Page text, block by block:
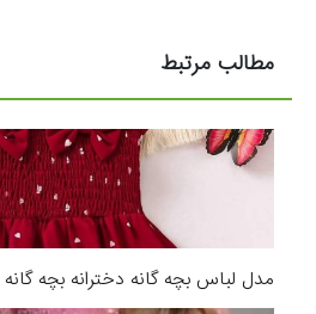
مطالب مرتبط
مدل لباس بچه گانه دخترانه بچه گانه